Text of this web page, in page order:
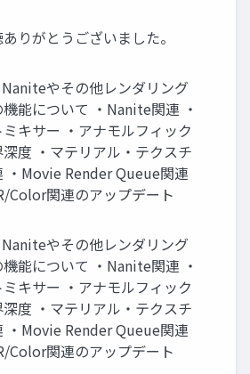
りがとうございました。
やその他レンダリング
能について ・Nanite関連 ・
ミキサー ・アナモルフィック
度 ・マテリアル・テクスチ
・Movie Render Queue関連
Color関連のアップデート
やその他レンダリング
能について ・Nanite関連 ・
ミキサー ・アナモルフィック
度 ・マテリアル・テクスチ
・Movie Render Queue関連
Color関連のアップデート